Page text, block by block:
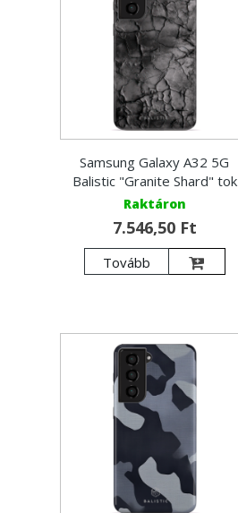
Samsung Galaxy A32 5G
Balistic "Granite Shard" tok
Raktáron
7.546,50 Ft
Tovább